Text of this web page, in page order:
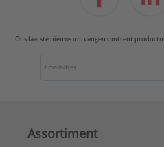
Ons laatste nieuws ontvangen omtrent
Assortiment